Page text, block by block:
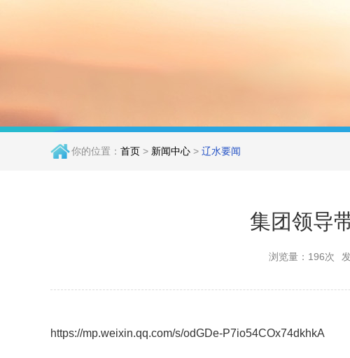
你的位置： 首页 > 新闻中心 > 辽水要闻
集团领导
浏览量：196次
https://mp.weixin.qq.com/s/odGDe-P7io54COx74dkhkA